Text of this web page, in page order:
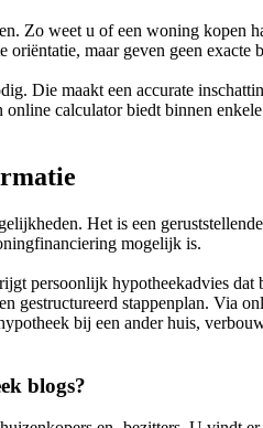
Zo weet u of een woning kopen
maar geven geen
Die maakt een accurate
calculator biedt binnen
Het is een
mogelijk is.
persoonlijk hypotheekadvies
gestructureerd stappenplan. Via
bij een ander huis,
blogs?